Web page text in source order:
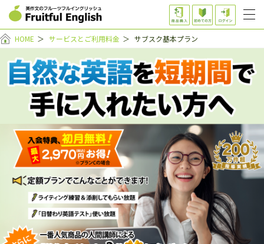
HOME ＞ サービスとご利用料金 ＞ サブスク基本プラン